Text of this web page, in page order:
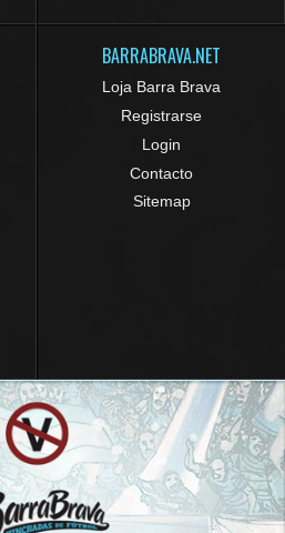
BARRABRAVA.NET
Loja Barra Brava
Registrarse
Login
Contacto
Sitemap